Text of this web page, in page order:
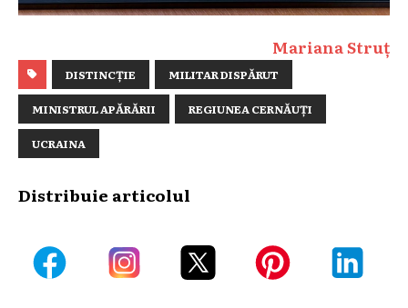
Mariana Struț
DISTINCȚIE MILITAR DISPĂRUT
MINISTRUL APĂRĂRII REGIUNEA CERNĂUȚI
UCRAINA
Distribuie articolul